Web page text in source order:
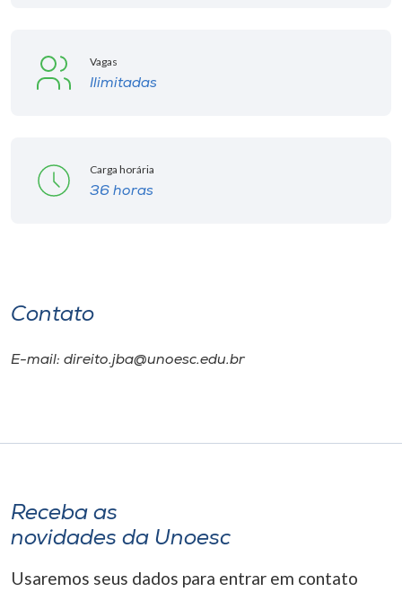
Vagas
Ilimitadas
Carga horária
36 horas
Contato
E-mail: direito.jba@unoesc.edu.br
Receba as
novidades da Unoesc
Usaremos seus dados para entrar em contato